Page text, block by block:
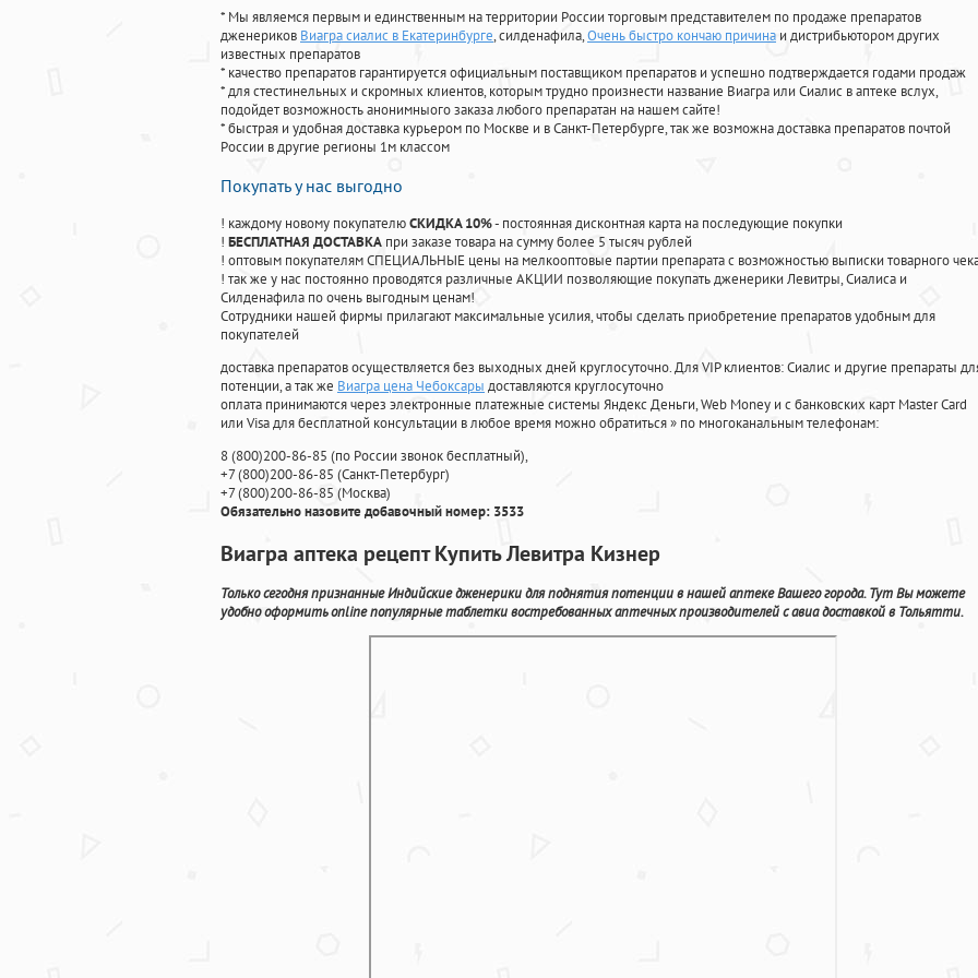
* Мы являемся первым и единственным на территории России торговым представителем по продаже препаратов
дженериков Виагра сиалис в Екатеринбурге, силденафила,Очень быстро кончаю причина и дистрибьютором других
известных препаратов
* качество препаратов гарантируется официальным поставщиком препаратов и успешно подтверждается годами продаж
* для стестинельных и скромных клиентов, которым трудно произнести название Виагра или Сиалис в аптеке вслух,
подойдет возможность анонимныого заказа любого препаратан на нашем сайте!
* быстрая и удобная доставка курьером по Москве и в Санкт-Петербурге, так же возможна доставка препаратов почтой
России в другие регионы 1м классом
Покупать у нас выгодно
! каждому новому покупателюСКИДКА 10%- постоянная дисконтная карта на последующие покупки
! БЕСПЛАТНАЯ ДОСТАВКА при заказе товара на сумму более 5 тысяч рублей
! оптовым покупателям СПЕЦИАЛЬНЫЕ цены на мелкооптовые партии препарата с возможностью выписки товарного
! так же у нас постоянно проводятся различные АКЦИИ позволяющие покупать дженерики Левитры, Сиалиса и
Силденафила по очень выгодным ценам!
Cотрудники нашей фирмы прилагают максимальные усилия, чтобы сделать приобретение препаратов удобным для
покупателей
доставка препаратов осуществляется без выходных дней круглосуточно. Для VIP клиентов: Сиалис и другие препараты
потенции, а так же Виагра цена Чебоксары доставляются круглосуточно
оплата принимаются через электронные платежные системы Яндекс Деньги, Web Money и с банковских карт Master Card
или Visa для бесплатной консультации в любое время можно обратиться» по многоканальным телефонам:
8(800)200-86-85 (по России звонок бесплатный),
+7(800)200-86-85 (Санкт-Петербург)
+7(800)200-86-85 (Москва)
Обязательно назовите добавочный номер: 3533
Виагра аптека рецепт Купить Левитра Кизнер
Только сегодня признанные Индийские дженерики для поднятия потенции в нашей аптеке Вашего города. Тут Вы можете
удобно оформить online популярные таблетки востребованных аптечных производителей с авиа доставкой в Тольятти.